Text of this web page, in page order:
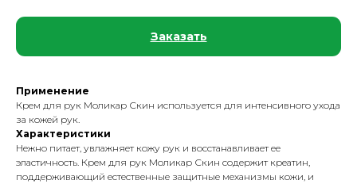
Заказать
Применение
Крем для рук Моликар Скин используется для интенсивного ухода
за кожей рук.
Характеристики
Нежно питает, увлажняет кожу рук и восстанавливает ее
эластичность. Крем для рук Моликар Скин содержит креатин,
поддерживающий естественные защитные механизмы кожи, и